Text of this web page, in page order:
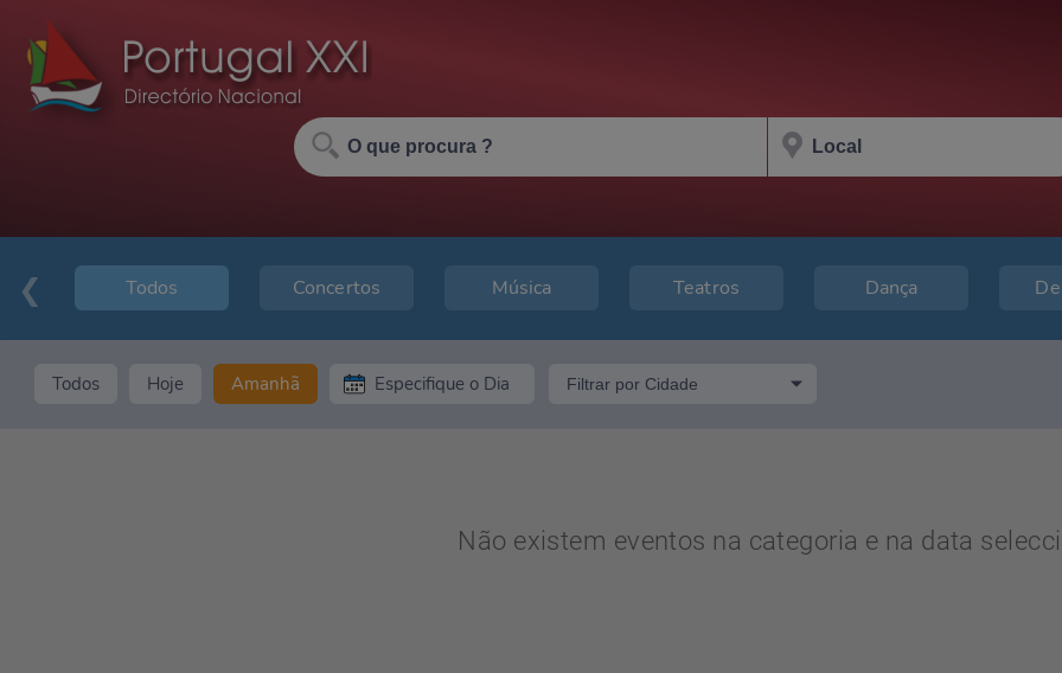
Todos Concertos Música Teatros Dança
Todos Hoje Amanhã Filtrar por Cidade
Não existem eventos na categoria e na data